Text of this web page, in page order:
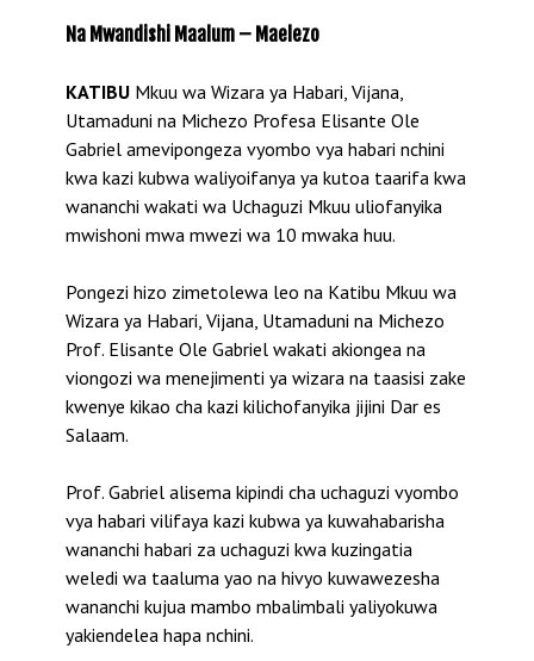
Na Mwandishi Maalum – Maelezo
KATIBU Mkuu wa Wizara ya Habari, Vijana,
Utamaduni na Michezo Profesa Elisante Ole
Gabriel amevipongeza vyombo vya habari nchini
kwa kazi kubwa waliyoifanya ya kutoa taarifa kwa
wananchi wakati wa Uchaguzi Mkuu uliofanyika
mwishoni mwa mwezi wa 10 mwaka huu.
Pongezi hizo zimetolewa leo na Katibu Mkuu wa
Wizara ya Habari, Vijana, Utamaduni na Michezo
Prof. Elisante Ole Gabriel wakati akiongea na
viongozi wa menejimenti ya wizara na taasisi zake
kwenye kikao cha kazi kilichofanyika jijini Dar es
Salaam.
Prof. Gabriel alisema kipindi cha uchaguzi vyombo
vya habari vilifaya kazi kubwa ya kuwahabarisha
wananchi habari za uchaguzi kwa kuzingatia
weledi wa taaluma yao na hivyo kuwawezesha
wananchi kujua mambo mbalimbali yaliyokuwa
yakiendelea hapa nchini.